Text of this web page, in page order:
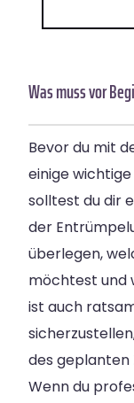
Was muss vor
Bevor du mit
einige
solltest du dir
der
überlegen,
möchtest und
ist auch
des geplanten
Wenn du